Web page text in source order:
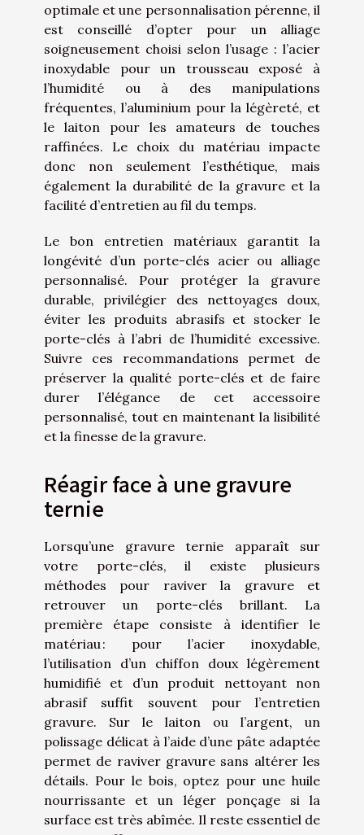
optimale et une personnalisation pérenne, il
est conseillé d’opter pour un alliage
soigneusement choisi selon l’usage : l’acier
inoxydable pour un trousseau exposé à
l’humidité ou à des manipulations
fréquentes, l’aluminium pour la légèreté, et
le laiton pour les amateurs de touches
raffinées. Le choix du matériau impacte
donc non seulement l’esthétique, mais
également la durabilité de la gravure et la
facilité d’entretien au fil du temps.
Le bon entretien matériaux garantit la
longévité d’un porte-clés acier ou alliage
personnalisé. Pour protéger la gravure
durable, privilégier des nettoyages doux,
éviter les produits abrasifs et stocker le
porte-clés à l’abri de l’humidité excessive.
Suivre ces recommandations permet de
préserver la qualité porte-clés et de faire
durer l’élégance de cet accessoire
personnalisé, tout en maintenant la lisibilité
et la finesse de la gravure.
Réagir face à une gravure
ternie
Lorsqu’une gravure ternie apparaît sur
votre porte-clés, il existe plusieurs
méthodes pour raviver la gravure et
retrouver un porte-clés brillant. La
première étape consiste à identifier le
matériau : pour l’acier inoxydable,
l’utilisation d’un chiffon doux légèrement
humidifié et d’un produit nettoyant non
abrasif suffit souvent pour l’entretien
gravure. Sur le laiton ou l’argent, un
polissage délicat à l’aide d’une pâte adaptée
permet de raviver gravure sans altérer les
détails. Pour le bois, optez pour une huile
nourrissante et un léger ponçage si la
surface est très abîmée. Il reste essentiel de